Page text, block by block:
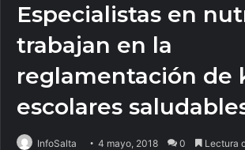
Especialistas en
trabajan en la
reglamentación de
escolares
InfoSalta 4 mayo, 2018 0 Lectura